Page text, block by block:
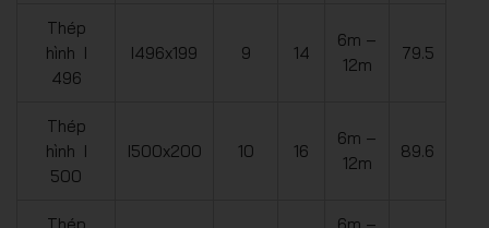
Thép
hình I
496
I496x199 9 14
6m –
12m
79.5
Thép
hình I
500
I500x200 10 16
6m –
12m
89.6